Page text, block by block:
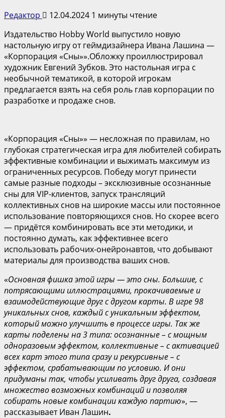
Редактор 12.04.2024 1 минуты чтение
Издательство Hobby World выпустило новую
настольную игру от геймдизайнера Ивана Лашина —
«Корпорация «Сны»».Обложку проиллюстрировал
художник Евгений Зубков. Это настольная игра с
необычной тематикой, в которой игрокам
предлагается взять на себя роль глав корпорации по
разработке и продаже снов.
«Корпорация «Сны»» — несложная по правилам, но
глубокая стратегическая игра для любителей собирать
эффективные комбинации и выжимать максимум из
ограниченных ресурсов. Победу могут принести
самые разные подходы – эксклюзивные осознанные
сны для VIP-клиентов, запуск трансляций
коллективных снов на широкие массы или постоянное
использование повторяющихся снов. Но скорее всего
— придётся комбинировать все эти методики, и
постоянно думать, как эффективнее всего
использовать рабочих-онейронавтов, что добывают
материалы для производства ваших снов.
«Основная фишка этой игры — это сны. Большие, с
потрясающими иллюстрациями, прокачиваемые и
взаимодействующие друг с другом карты. В игре 98
уникальных снов, каждый с уникальным эффектом,
который можно улучшить в процессе игры. Так же
карты поделены на 3 типа: осознанные – с мощным
одноразовым эффектом, коллективные – с активацией
всех карт этого типа сразу и рекурсивные – с
эффектом, срабатывающим по условию. И они
придуманы так, чтобы усиливать друг друга, создавая
множество возможных комбинаций и позволяя
собирать новые комбинации каждую партию», —
рассказывает Иван Лашин.